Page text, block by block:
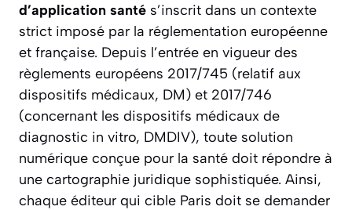
d’application santé s’inscrit dans un contexte
strict imposé par la réglementation européenne
et française. Depuis l’entrée en vigueur des
règlements européens 2017/745 (relatif aux
dispositifs médicaux, DM) et 2017/746
(concernant les dispositifs médicaux de
diagnostic in vitro, DMDIV), toute solution
numérique conçue pour la santé doit répondre à
une cartographie juridique sophistiquée. Ainsi,
chaque éditeur qui cible Paris doit se demander